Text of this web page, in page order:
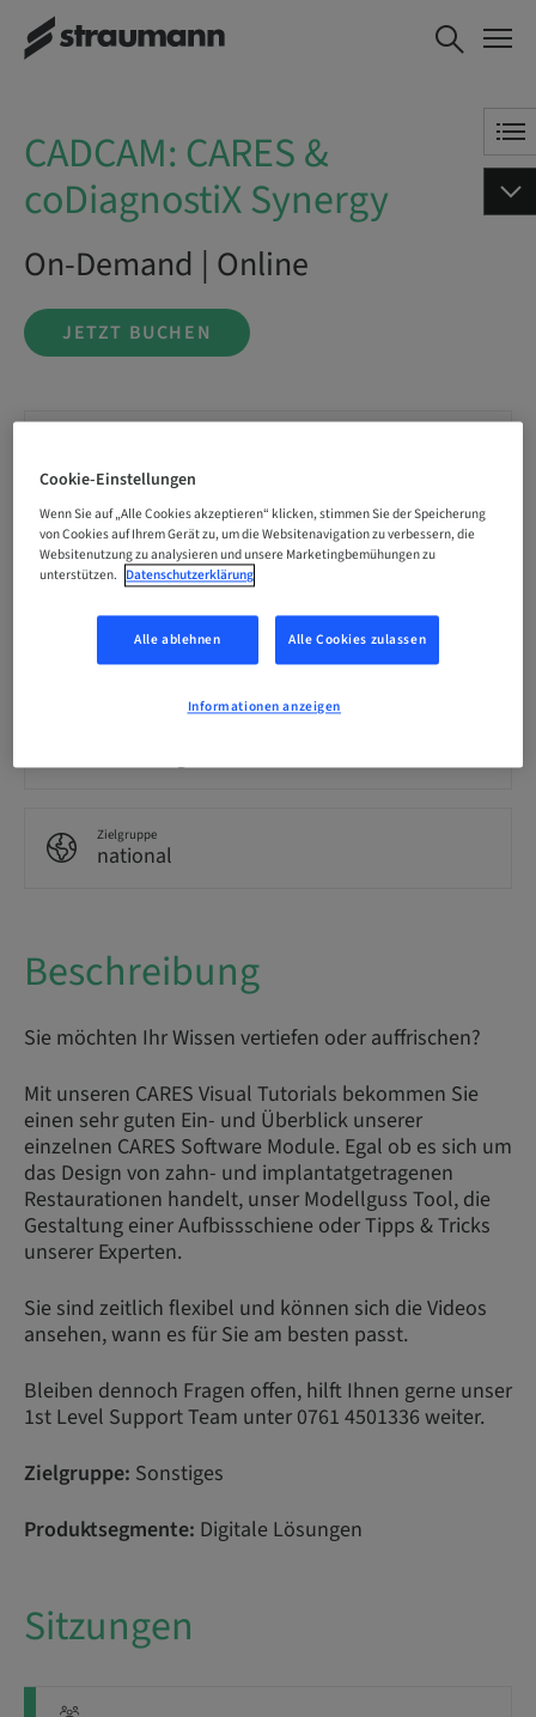
CADCAM: CARES &
coDiagnostiX Synergy
JETZT BUCHEN
CADCAM: CARES &
coDiagnostiX Synergy
On-Demand | Online
JETZT BUCHEN
Sprache
Deutsch
Punkte
0.00 Punkte
Zielgruppe
national
Beschreibung
Sie möchten Ihr Wissen vertiefen oder auffrischen?
Mit unseren CARES Visual Tutorials bekommen Sie
einen sehr guten Ein- und Überblick unserer
einzelnen CARES Software Module. Egal ob es sich um
das Design von zahn- und implantatgetragenen
Restaurationen handelt, unser Modellguss Tool, die
Gestaltung einer Aufbissschiene oder Tipps & Tricks
unserer Experten.
Sie sind zeitlich flexibel und können sich die Videos
ansehen, wann es für Sie am besten passt.
Bleiben dennoch Fragen offen, hilft Ihnen gerne unser
1st Level Support Team unter 0761 4501336 weiter.
Zielgruppe: Sonstiges
Produktsegmente: Digitale Lösungen
Sitzungen
Cookie-Einstellungen
Wenn Sie auf „Alle Cookies akzeptieren“ klicken, stimmen Sie der Speicherung
von Cookies auf Ihrem Gerät zu, um die Websitenavigation zu verbessern, die
Websitenutzung zu analysieren und unsere Marketingbemühungen zu
unterstützen. Datenschutzerklärung
Alle ablehnen Alle Cookies zulassen
Informationen anzeigen